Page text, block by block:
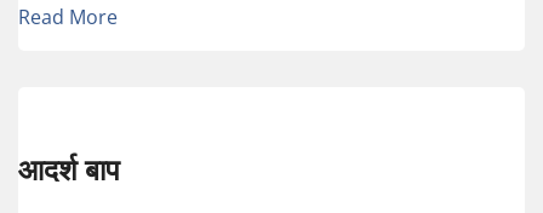
Read More
आदर्श बाप